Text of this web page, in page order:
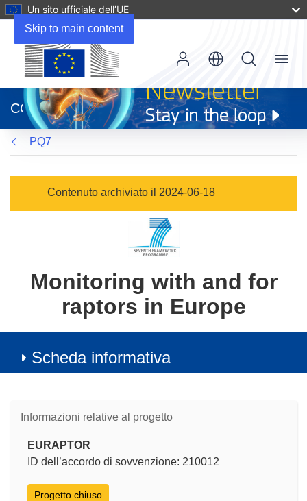
Skip to main content
Un sito ufficiale dell’UE
apre
in
una
nuova
finestra)
CORDIS
Menu
PQ7
Contenuto archiviato il 2024-06-18
Monitoring with and for
raptors in Europe
Scheda informativa
Informazioni relative al progetto
EURAPTOR
ID dell’accordo di sovvenzione: 210012
Progetto chiuso